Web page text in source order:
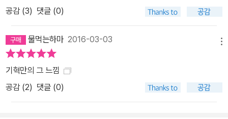
관객으로 이루어진 연극의 총체가 결국 시라는 장르로 수렴될 때 기
응이 애당초 허망한 희망이라는 사실을 은유”한다. 우리가 발붙이고
서 있는 문명은 “도시를 미생물로 쓰는 현생 인류의 생태학”의 결과
물일 뿐이며, 자의성의 세계에서 언제든 폐기될 수 있다. 폐기의 불안
재현되지 않는다. 우리는 폐기된 자신을 은폐하면서 우연히 버려진
공감 (3) 댓글 (0)
물먹는하마 2016-03-03
기혁만의 그 느낌
공감 (2) 댓글 (0)